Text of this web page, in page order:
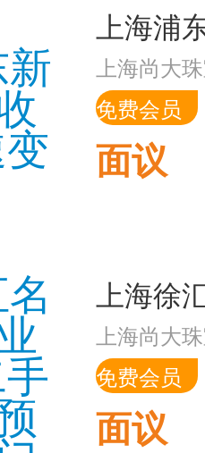
上海尚大
免费会员
面议
上海尚大
免费会员
面议